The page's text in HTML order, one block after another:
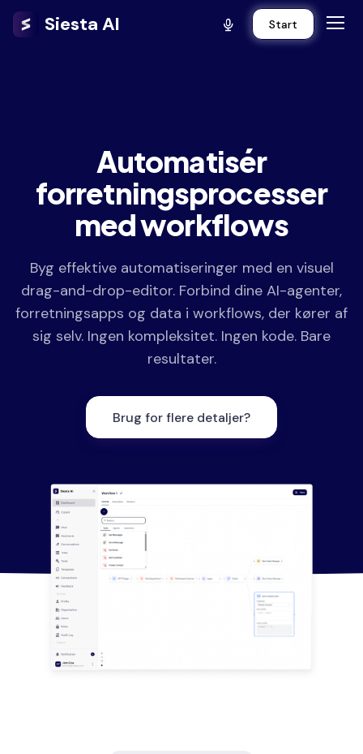
Siesta AI Start
Automatisér
forretningsprocesser
med workflows
Byg effektive automatiseringer med en visuel
drag-and-drop-editor. Forbind dine AI-agenter,
forretningsapps og data i workflows, der kører af
sig selv. Ingen kompleksitet. Ingen kode. Bare
resultater.
Brug for flere detaljer?